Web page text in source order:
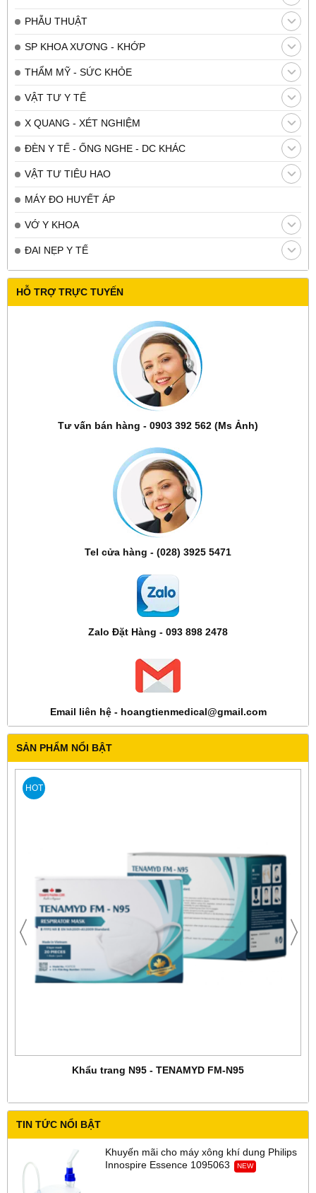
PHẪU THUẬT
SP KHOA XƯƠNG - KHỚP
THẨM MỸ - SỨC KHỎE
VẬT TƯ Y TẾ
X QUANG - XÉT NGHIỆM
ĐÈN Y TẾ - ỐNG NGHE - DC KHÁC
VẬT TƯ TIÊU HAO
MÁY ĐO HUYẾT ÁP
VỚ Y KHOA
ĐAI NẸP Y TẾ
HỖ TRỢ TRỰC TUYẾN
Tư vấn bán hàng - 0903 392 562 (Ms Ảnh)
Tel cửa hàng - (028) 3925 5471
Zalo Đặt Hàng - 093 898 2478
Email liên hệ - hoangtienmedical@gmail.com
SẢN PHẨM NỔI BẬT
HOT
Khẩu trang N95 - TENAMYD FM-N95
TIN TỨC NỔI BẬT
Khuyến mãi cho máy xông khí dung Philips
Innospire Essence 1095063
NEW